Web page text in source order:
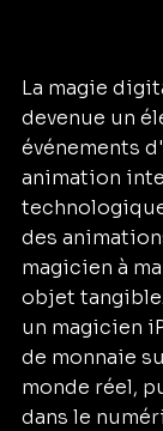
La magie
devenue un
événements
animation
des
magicien à
objet
un magicien
de monnaie
monde réel,
dans le